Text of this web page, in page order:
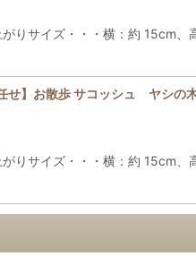
りサイズ・・・横：約 15cm
せ】お散歩 サコッシュ ヤシの
りサイズ・・・横：約 15cm